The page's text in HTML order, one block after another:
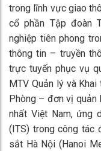
trong lĩnh vực giao
cổ phần Tập đoàn
nghiệp tiên phong
thông tin – truyền
trực tuyến phục vụ
MTV Quản lý và
Phòng – đơn vị quản
nhất Việt Nam, ứng
(ITS) trong công tác
sắt Hà Nội (Hanoi